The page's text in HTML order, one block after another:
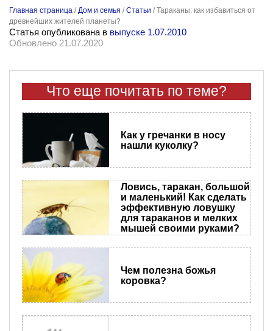
Главная страница /Дом и семья /Статьи /Тараканы: как избавиться от
древнейших жителей планеты?
Статья опубликована в выпуске 1.07.2010
Обновлено 21.07.2020
Что еще почитать по теме?
Как у гречанки в носу
нашли куколку?
Ловись, таракан, большой
и маленький! Как сделать
эффективную ловушку
для тараканов и мелких
мышей своими руками?
Чем полезна божья
коровка?